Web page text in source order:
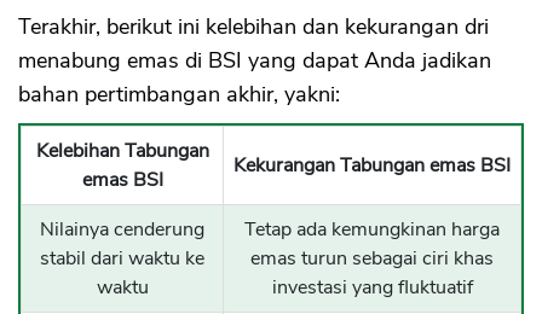
Terakhir, berikut ini kelebihan dan kekurangan dri
menabung emas di BSI yang dapat Anda jadikan
bahan pertimbangan akhir, yakni:
Kelebihan Tabungan
emas BSI
Kekurangan Tabungan emas BSI
Nilainya cenderung
stabil dari waktu ke
waktu
Tetap ada kemungkinan harga
emas turun sebagai ciri khas
investasi yang fluktuatif